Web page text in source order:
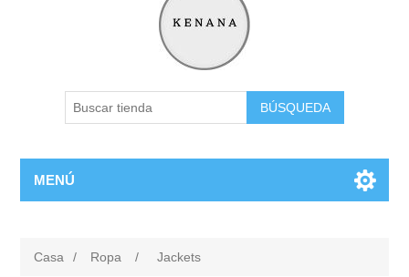
MENÚ
Casa / Ropa / Jackets